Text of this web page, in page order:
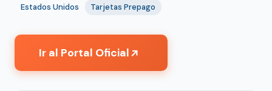
Estados Unidos Tarjetas Prepago
Ir al Portal Oficial↗